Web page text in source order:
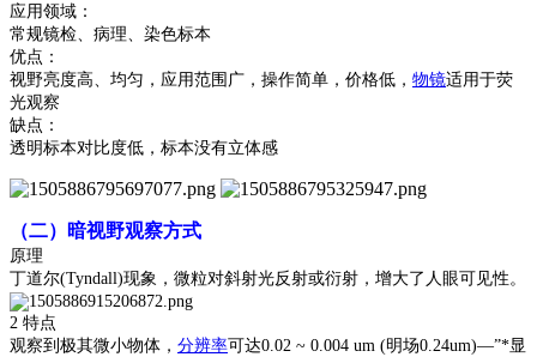
应用领域：
常规镜检、病理、染色标本
优点：
视野亮度高、均匀，应用范围广，操作简单，价格低， 物镜适用于荧
光观察
缺点：
透明标本对比度低，标本没有立体感
（二）暗视野观察方式
原理
丁道尔(Tyndall)现象，微粒对斜射光反射或衍射，增大了人眼可见性。
2 特点
观察到极其微小物体， 分辨率可达0.02 ~ 0.004 um (明场0.24um)—”*显